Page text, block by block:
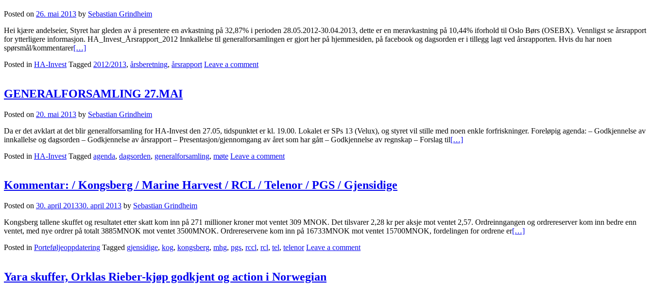
Posted on 26. mai 2013 by Sebastian Grindheim
​Hei kjære andelseier, Styret har gleden av å presentere en avkastning på 32,87% i perioden 28.05.2012-30.04.2013, dette er en meravkastning på 10,44% iforhold til Oslo Børs (OSEBX). Vennligst se årsrapport
for ytterligere informasjon. HA_Invest_Årsrapport_2012 Innkallelse til generalforsamlingen er gjort her på hjemmesiden, på facebook og dagsorden er i tillegg lagt ved årsrapporten. Hvis du har noen
spørsmål/kommentarer[…]
Posted in HA-Invest Tagged 2012/2013, årsberetning, årsrapport Leave a comment
GENERALFORSAMLING 27.MAI
Posted on 20. mai 2013 by Sebastian Grindheim
Da er det avklart at det blir generalforsamling for HA-Invest den 27.05, tidspunktet er kl. 19.00. Lokalet er SPs 13 (Velux), og styret vil stille med noen enkle forfriskninger. Foreløpig agenda: – Godkjennelse av
innkallelse og dagsorden – Godkjennelse av årsrapport – Presentasjon/gjennomgang av året som har gått – Godkjennelse av regnskap – Forslag til[…]
Posted in HA-Invest Tagged agenda, dagsorden, generalforsamling, møte Leave a comment
Kommentar: / Kongsberg / Marine Harvest / RCL / Telenor / PGS / Gjensidige
Posted on 30. april 201330. april 2013 by Sebastian Grindheim
Kongsberg tallene skuffet og resultatet etter skatt kom inn på 271 millioner kroner mot ventet 309 MNOK. Det tilsvarer 2,28 kr per aksje mot ventet 2,57. Ordreinngangen og ordrereserver kom inn bedre enn
ventet, med nye ordrer på totalt 3885MNOK mot ventet 3500MNOK. Ordrereservene kom inn på 16733MNOK mot ventet 15700MNOK, fordelingen for ordrene er[…]
Posted in Porteføljeoppdatering Tagged gjensidige, kog, kongsberg, mhg, pgs, rccl, rcl, tel, telenor Leave a comment
Yara skuffer, Orklas Rieber-kjøp godkjent og action i Norwegian